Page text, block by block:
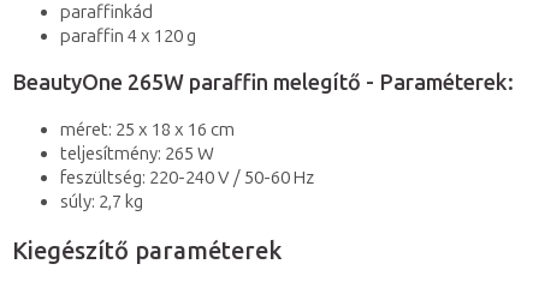
paraffinkád
paraffin 4 x 120 g
BeautyOne 265W paraffin melegítő - Paraméterek:
méret: 25 x 18 x 16 cm
teljesítmény: 265 W
feszültség: 220-240 V / 50-60 Hz
súly: 2,7 kg
Kiegészítő paraméterek